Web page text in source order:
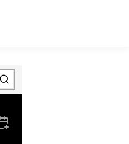
Lesezeichen entfernen
Zum Kalender hinzufügen